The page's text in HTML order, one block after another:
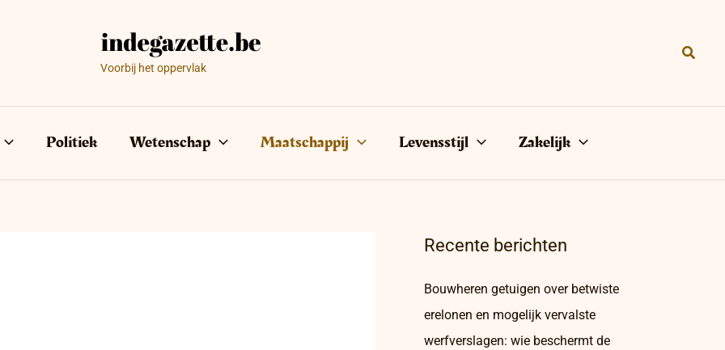
Voorbij het oppervlak
Politiek Wetenschap Maatschappij Levensstijl Zakelijk
Recente berichten
Bouwheren getuigen over betwiste
erelonen en mogelijk vervalste
werfverslagen: wie beschermt de